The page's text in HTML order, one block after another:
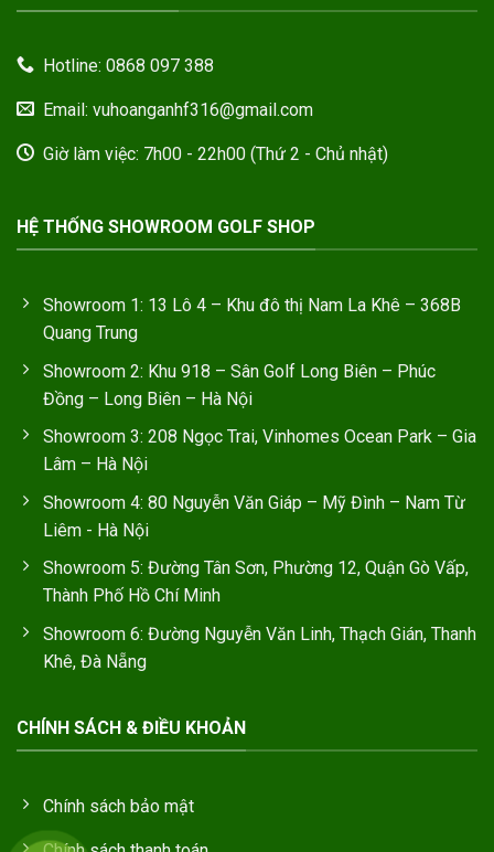
Hotline: 0868 097 388
Email: vuhoanganhf316@gmail.com
Giờ làm việc: 7h00 - 22h00 (Thứ 2 - Chủ nhật)
HỆ THỐNG SHOWROOM GOLF SHOP
Showroom 1: 13 Lô 4 – Khu đô thị Nam La Khê – 368B
Quang Trung
Showroom 2: Khu 918 – Sân Golf Long Biên – Phúc
Đồng – Long Biên – Hà Nội
Showroom 3: 208 Ngọc Trai, Vinhomes Ocean Park – Gia
Lâm – Hà Nội
Showroom 4: 80 Nguyễn Văn Giáp – Mỹ Đình – Nam Từ
Liêm - Hà Nội
Showroom 5: Đường Tân Sơn, Phường 12, Quận Gò Vấp,
Thành Phố Hồ Chí Minh
Showroom 6: Đường Nguyễn Văn Linh, Thạch Gián, Thanh
Khê, Đà Nẵng
CHÍNH SÁCH & ĐIỀU KHOẢN
Chính sách bảo mật